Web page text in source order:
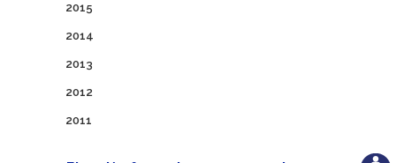
2015
2014
2013
2012
2011